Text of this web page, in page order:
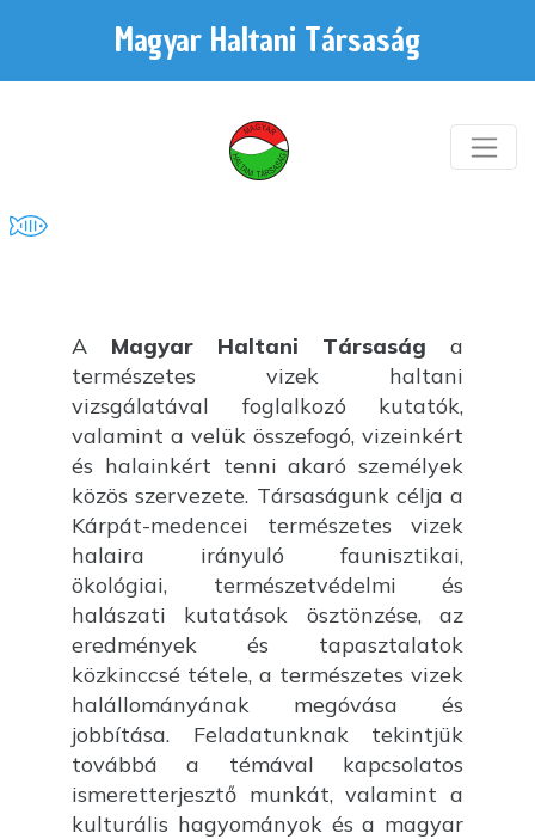
Magyar Haltani Társaság
A Magyar Haltani Társaság a
természetes vizek haltani
vizsgálatával foglalkozó kutatók,
valamint a velük összefogó, vizeinkért
és halainkért tenni akaró személyek
közös szervezete. Társaságunk célja a
Kárpát-medencei természetes vizek
halaira irányuló faunisztikai,
ökológiai, természetvédelmi és
halászati kutatások ösztönzése, az
eredmények és tapasztalatok
közkinccsé tétele, a természetes vizek
halállományának megóvása és
jobbítása. Feladatunknak tekintjük
továbbá a témával kapcsolatos
ismeretterjesztő munkát, valamint a
kulturális hagyományok és a magyar